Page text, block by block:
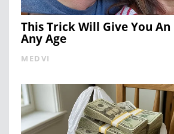
This Trick Will Give You
Any Age
MEDVI